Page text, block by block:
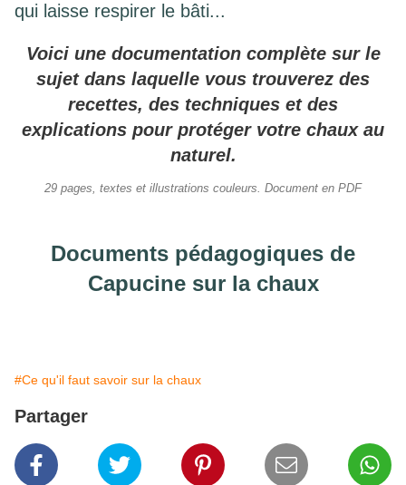
qui laisse respirer le bâti...
Voici une documentation complète sur le
sujet dans laquelle vous trouverez des
recettes, des techniques et des
explications pour protéger votre chaux au
naturel.
29 pages, textes et illustrations couleurs. Document en PDF
Documents pédagogiques de
Capucine sur la chaux
#Ce qu'il faut savoir sur la chaux
Partager